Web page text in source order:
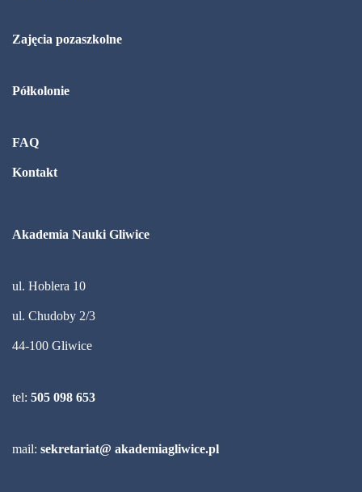
Zajęcia pozaszkolne
Półkolonie
FAQ
Kontakt
Akademia Nauki Gliwice
ul. Hoblera 10
ul. Chudoby 2/3
44-100 Gliwice
tel: 505 098 653
mail: sekretariat@ akademiagliwice.pl